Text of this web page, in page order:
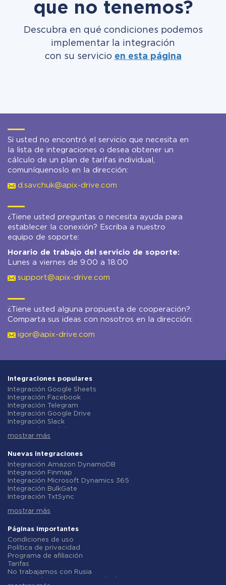
que no tenemos?
Descubra en qué condiciones podemos
implementar la integración
con su servicio en esta página
Si usted no encontró el servicio que necesita en
la lista de integraciones o desea obtener un
cálculo de un plan de tarifas individual,
comuníquenoslo en la dirección:
d.savchuk@apix-drive.com
¿Tiene usted preguntas o necesita ayuda para
establecer la conexión? Escriba a nuestro
equipo de soporte:
Horario de trabajo del servicio de soporte:
Lunes a viernes de 9:00 a 18:00
support@apix-drive.com
¿Tiene usted alguna propuesta de cooperación?
Comparta sus ideas con nosotros en la dirección:
igor@apix-drive.com
Integraciones populares
Integración Google Sheets
Integración Facebook
Integración Telegram
Integración Google Drive
Integración Slack
Integración Gmail
Integración ClickUp
Integración Airtable
Integración Google Contacts
Integración OpenAI (ChatGPT)
Integración Instagram
Integración ActiveCampaign
Integración Typeform
Integración Salesforce CRM
Integración Notion
Integración AWeber
Integración Asana
Integración ZOHO CRM
Integración Webhooks
Integración GetResponse
Integración WooCommerce
mostrar más
Nuevas integraciones
Integración Amazon DynamoDB
Integración Finmap
Integración Microsoft Dynamics 365
Integración BulkGate
Integración TxtSync
Integración Corezoid
Integración Instasent
Integración AtomPark
Integración TXTImpact
Integración Campaign Monitor
Integración CM.com
Integración D7 Networks
Integración SMS.to
mostrar más
Páginas importantes
Condiciones de uso
Política de privacidad
Programa de afiliación
Tarifas
No trabajamos con Rusia